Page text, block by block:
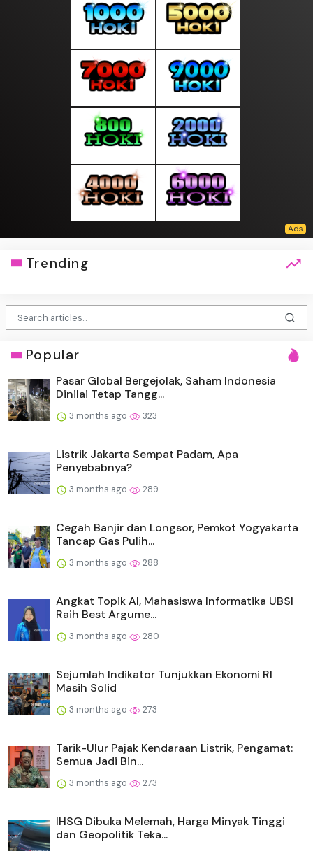
Trending
Popular
Pasar Global Bergejolak, Saham Indonesia
Dinilai Tetap Tangg...
3 months ago 323
Listrik Jakarta Sempat Padam, Apa
Penyebabnya?
3 months ago 289
Cegah Banjir dan Longsor, Pemkot Yogyakarta
Tancap Gas Pulih...
3 months ago 288
Angkat Topik AI, Mahasiswa Informatika UBSI
Raih Best Argume...
3 months ago 280
Sejumlah Indikator Tunjukkan Ekonomi RI
Masih Solid
3 months ago 273
Tarik-Ulur Pajak Kendaraan Listrik, Pengamat:
Semua Jadi Bin...
3 months ago 273
IHSG Dibuka Melemah, Harga Minyak Tinggi
dan Geopolitik Teka...